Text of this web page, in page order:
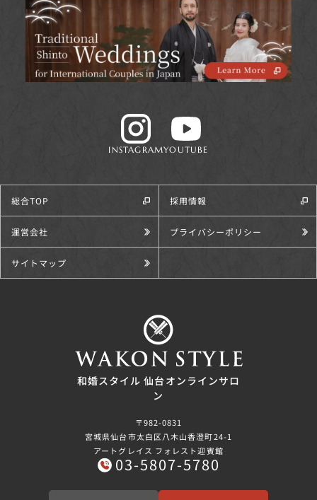
INSTAGRAMYOUTUBE
総合TOP 採用情報
運営会社 プライバシーポリシー
サイトマップ
和婚スタイル 仙台オンラインサロ
ン
〒982-0831
宮城県仙台市太白区八木山香澄町24-1
アートグレイス フォレスト迎賓館
03-5807-5780